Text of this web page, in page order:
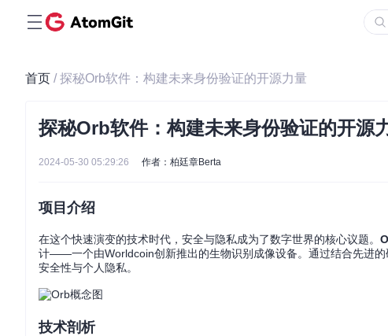
首页 / 探秘Orb软件：构建未来身份验证的开源力量
探秘Orb软件：构建未来身份验证的开源
2024-05-30 05:29:26 作者：柏廷章Berta
项目介绍
在这个快速演变的技术时代，安全与隐私成为了数字世界的核心议题。
计——一个由Worldcoin创新推出的生物识别成像设备。通过结合先进
安全性与个人隐私。
技术剖析